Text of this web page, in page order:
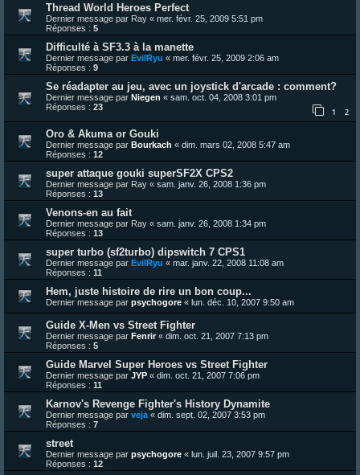
Thread World Heroes Perfect
Dernier message par Ray « mer. févr. 25, 2009 5:51 pm
Réponses : 5
Difficulté à SF3.3 à la manette
Dernier message par EvilRyu « mer. févr. 25, 2009 2:06 am
Réponses : 9
Se réadapter au jeu, avec un joystick d'arcade : comment?
Dernier message par Niegen « sam. oct. 04, 2008 3:01 pm
Réponses : 23 1 2
Oro & Akuma or Gouki
Dernier message par Bourkach « dim. mars 02, 2008 5:47 am
Réponses : 12
super attaque gouki superSF2X CPS2
Dernier message par Ray « sam. janv. 26, 2008 1:36 pm
Réponses : 13
Venons-en au fait
Dernier message par Ray « sam. janv. 26, 2008 1:34 pm
Réponses : 13
super turbo (sf2turbo) dipswitch 7 CPS1
Dernier message par EvilRyu « mar. janv. 22, 2008 11:08 am
Réponses : 11
Hem, juste histoire de rire un bon coup...
Dernier message par psychogore « lun. déc. 10, 2007 9:50 am
Guide X-Men vs Street Fighter
Dernier message par Fenrir« dim. oct. 21, 2007 7:13 pm
Réponses : 5
Guide Marvel Super Heroes vs Street Fighter
Dernier message par JYP « dim. oct. 21, 2007 7:06 pm
Réponses : 11
Karnov's Revenge Fighter's History Dynamite
Dernier message par veja « dim. sept. 02, 2007 3:53 pm
Réponses : 7
street
Dernier message par psychogore « lun. juil. 23, 2007 9:57 pm
Réponses : 12